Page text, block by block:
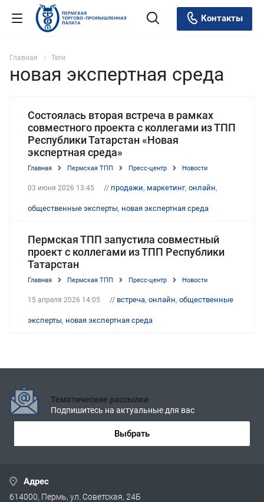
Контакты
Главная Теги
новая экспертная среда
Состоялась вторая встреча в рамках
совместного проекта с коллегами из ТПП
Республики Татарстан «Новая
экспертная среда»
Главная Пермская ТПП Пресс-центр Новости
03 июня 2026 13:45 // продажи, маркетинг, онлайн,
общественные эксперты, новая экспертная среда
Пермская ТПП запустила совместный
проект с коллегами из ТПП Республики
Татарстан
Главная Пермская ТПП Пресс-центр Новости
15 апреля 2026 14:05 // встреча, онлайн, общественные
эксперты, новая экспертная среда
Тематические рассылки
Подпишитесь на актуальные для вас
Выбрать
Адрес
614000, Пермь, ул. Советская, 24Б